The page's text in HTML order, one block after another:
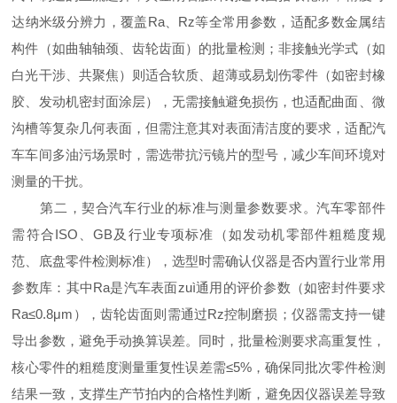
达纳米级分辨力，覆盖Ra、Rz等全常用参数，适配多数金属结
构件（如曲轴轴颈、齿轮齿面）的批量检测；非接触光学式（如
白光干涉、共聚焦）则适合软质、超薄或易划伤零件（如密封橡
胶、发动机密封面涂层），无需接触避免损伤，也适配曲面、微
沟槽等复杂几何表面，但需注意其对表面清洁度的要求，适配汽
车车间多油污场景时，需选带抗污镜片的型号，减少车间环境对
测量的干扰。
第二，契合汽车行业的标准与测量参数要求。汽车零部件
需符合ISO、GB及行业专项标准（如发动机零部件粗糙度规
范、底盘零件检测标准），选型时需确认仪器是否内置行业常用
参数库：其中Ra是汽车表面zuì通用的评价参数（如密封件要求
Ra≤0.8μm），齿轮齿面则需通过Rz控制磨损；仪器需支持一键
导出参数，避免手动换算误差。同时，批量检测要求高重复性，
核心零件的粗糙度测量重复性误差需≤5%，确保同批次零件检测
结果一致，支撑生产节拍内的合格性判断，避免因仪器误差导致